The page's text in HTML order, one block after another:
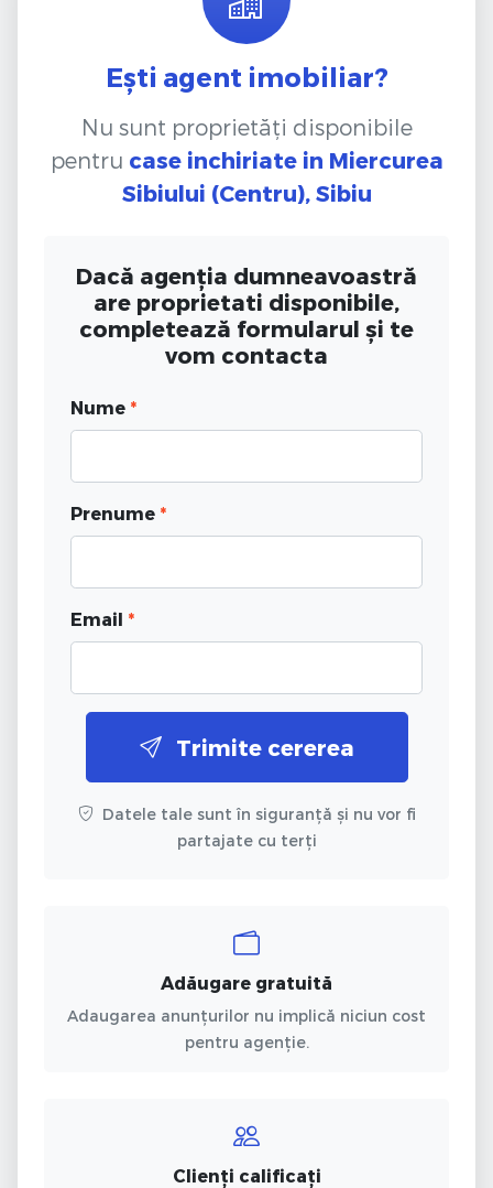
Ești agent imobiliar?
Nu sunt proprietăți disponibile
pentru case inchiriate in Miercurea
Sibiului (Centru), Sibiu
Dacă agenția dumneavoastră
are proprietati disponibile,
completează formularul și te
vom contacta
Nume *
Prenume *
Email *
Trimite cererea
Datele tale sunt în siguranță și nu vor fi
partajate cu terți
Adăugare gratuită
Adaugarea anunțurilor nu implică niciun cost
pentru agenție.
Clienți calificați